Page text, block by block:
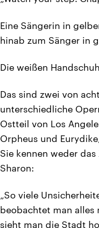
Eine Sängerin in
hinab zum Sänger in
Die weißen
Das sind zwei von
unterschiedliche
Ostteil von Los
Orpheus und
Sie kennen weder
Sharon:
„So viele
beobachtet man alles
sieht man die Stadt